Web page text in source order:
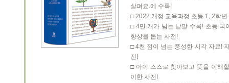
살펴요.에 수록!
□ 2022 개정 교육과정 초등 1, 2학
□ 4만 개가 넘는 낱말 수록! 초등 국
향상을 돕는 사전!
□ 4천 점이 넘는 풍성한 시각 자료!
전!
□ 아이 스스로 찾아보고 뜻을 이해
이한 사전!